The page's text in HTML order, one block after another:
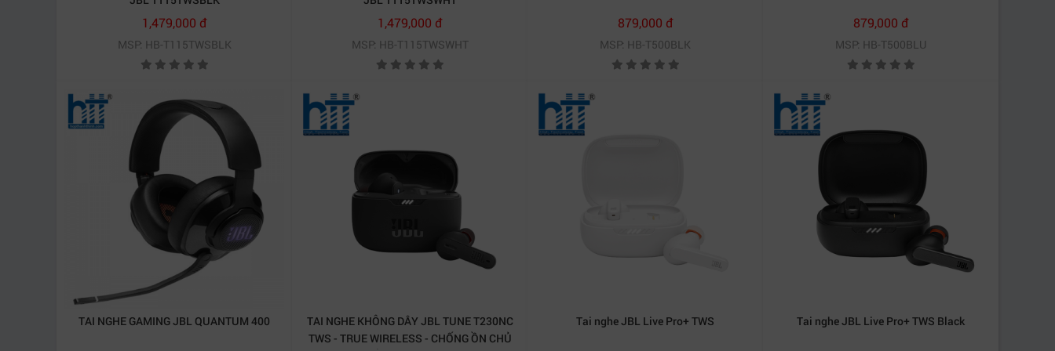
1,479,000 đ
MSP: HB-T115TWSBLK
1,479,000 đ
MSP: HB-T115TWSWHT
879,000 đ
MSP: HB-T500BLK
879,000 đ
MSP: HB-T500BLU
TAI NGHE GAMING JBL QUANTUM 400
TAI NGHE KHÔNG DÂY JBL TUNE T230NC
TWS - TRUE WIRELESS - CHỐNG ỒN CHỦ
Tai nghe JBL Live Pro+ TWS Tai nghe JBL Live Pro+ TWS Black